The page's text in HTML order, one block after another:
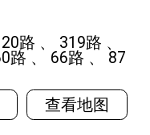
查看地图